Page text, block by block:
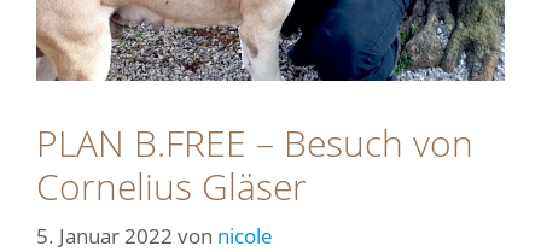
PLAN B.FREE – Besuch von
Cornelius Gläser
5. Januar 2022 von nicole